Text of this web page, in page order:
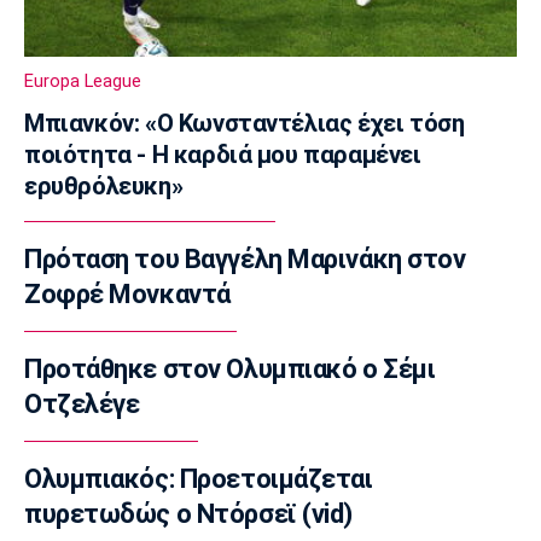
Ποδόσφαιρο - Διεθνή
Πυραυλική επίθεση της Ρωσίας στο γήπεδο
της Τσερνομόρετς
22:58
EuroLeague
Ενδιαφέρον της Μάλαγα για Μπόλομποϊ
Στίβος
Παγκόσμιο Κ20: Πανελλήνιο ρεκόρ η
Μπακογιάννη, στον τελικό της σφυροβολίας
22:49
Super League 1
Αστέρας Τρίπολης: Εύκολη νίκη με 2-0 επί
του Πύργου
Europa League
Μπιανκόν: «Ο Κωνσταντέλιας έχει τόση
ποιότητα - Η καρδιά μου παραμένει
ερυθρόλευκη»
Πρόταση του Βαγγέλη Μαρινάκη στον
Ζοφρέ Μονκαντά
Προτάθηκε στον Ολυμπιακό ο Σέμι
Οτζελέγε
Ολυμπιακός: Προετοιμάζεται
πυρετωδώς ο Ντόρσεϊ (vid)